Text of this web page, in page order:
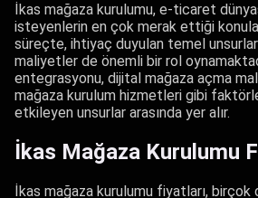
İkas mağaza kurulumu, e-ticaret
isteyenlerin en çok merak ettiği
süreçte, ihtiyaç duyulan temel
maliyetler de önemli bir rol
entegrasyonu, dijital mağaza açma
mağaza kurulum hizmetleri gibi
etkileyen unsurlar arasında yer alır.
İkas Mağaza Kurulumu
İkas mağaza kurulumu fiyatları, birçok